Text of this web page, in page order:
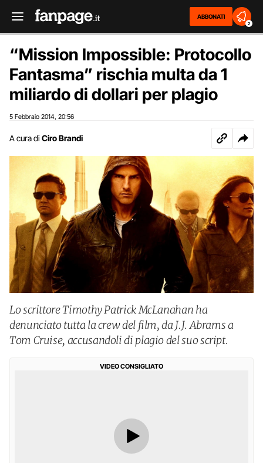
ABBONATI
2
“Mission Impossible: Protocollo
Fantasma” rischia multa da 1
miliardo di dollari per plagio
5 Febbraio 2014 20:56
A cura di Ciro Brandi
Lo scrittore Timothy Patrick McLanahan ha
denunciato tutta la crew del film, da J.J. Abrams a
Tom Cruise, accusandoli di plagio del suo script.
VIDEO CONSIGLIATO